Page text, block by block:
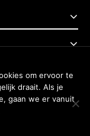
om ervoor te
draait. Als je
gaan we er vanuit